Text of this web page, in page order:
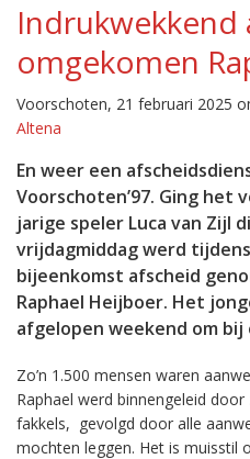
Indrukwekkend
omgekomen
Voorschoten, 21 februari 2025
Altena
En weer een
Voorschoten’97. Ging het
jarige speler Luca van Zijl
vrijdagmiddag werd
bijeenkomst afscheid
Raphael Heijboer. Het
afgelopen weekend om
Zo’n 1.500 mensen waren
Raphael werd binnengeleid
fakkels, gevolgd door alle
mochten leggen. Het is muisstil